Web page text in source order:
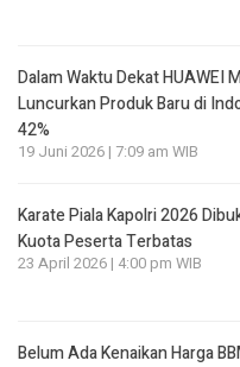
Dalam Waktu Dekat HUAWEI
Luncurkan Produk Baru di
42%
19 Juni 2026 | 7:09 am WIB
Karate Piala Kapolri 2026
Kuota Peserta Terbatas
23 April 2026 | 4:00 pm WIB
Belum Ada Kenaikan Harga